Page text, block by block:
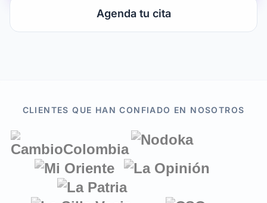
Agenda tu cita
CLIENTES QUE HAN CONFIADO EN NOSOTROS